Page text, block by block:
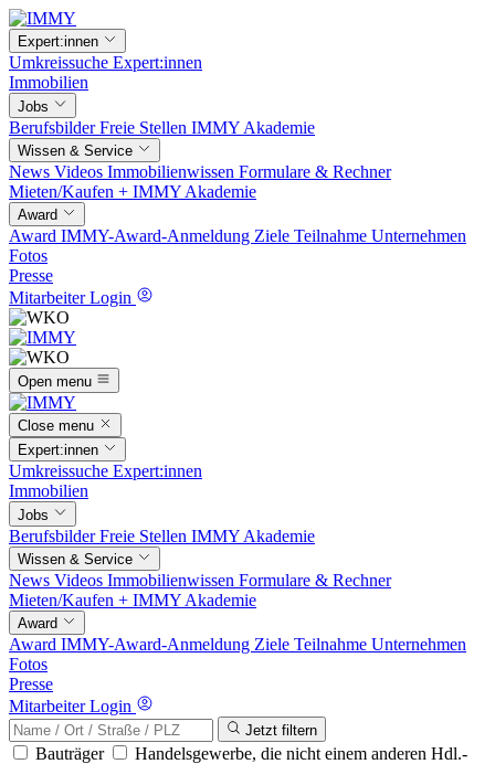
Expert:innen
Umkreissuche Expert:innen
Immobilien
Jobs
BerufsbilderFreie Stellen IMMY Akademie
Wissen & Service
News Videos Immobilienwissen Formulare & Rechner
Mieten/Kaufen + IMMY Akademie
Award
Award IMMY-Award-Anmeldung Ziele Teilnahme Unternehmen
Fotos
Presse
Mitarbeiter Login
Open menu
Close menu
Expert:innen
Umkreissuche Expert:innen
Immobilien
Jobs
BerufsbilderFreie Stellen IMMY Akademie
Wissen & Service
News Videos Immobilienwissen Formulare & Rechner
Mieten/Kaufen + IMMY Akademie
Award
Award IMMY-Award-Anmeldung Ziele Teilnahme Unternehmen
Fotos
Presse
Mitarbeiter Login
Jetzt filtern
Bauträger
Handelsgewerbe, die nicht einem anderen Hdl.-